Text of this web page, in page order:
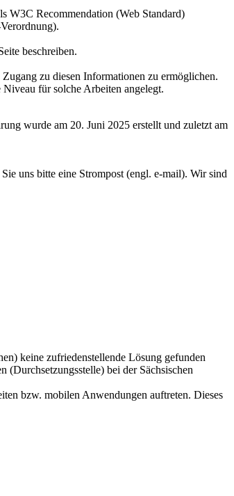
W3C Recommendation (Web Standard)
beschreiben.
zu diesen Informationen zu ermöglichen.
für solche Arbeiten angelegt.
wurde am 20. Juni 2025 erstellt und zuletzt am
uns bitte eine Strompost (engl. e-mail). Wir sind
keine zufriedenstellende Lösung gefunden
(Durchsetzungsstelle) bei der Sächsischen
bzw. mobilen Anwendungen auftreten. Dieses